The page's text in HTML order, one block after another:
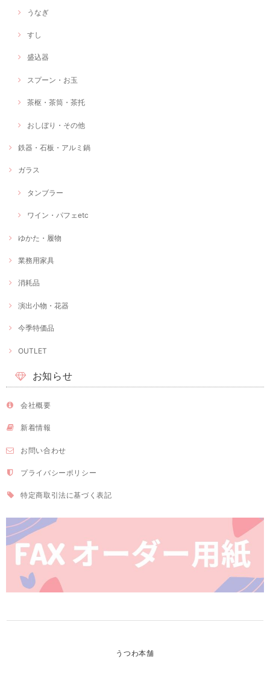
うなぎ
すし
盛込器
スプーン・お玉
茶枢・茶筒・茶托
おしぼり・その他
鉄器・石板・アルミ鍋
ガラス
タンブラー
ワイン・パフェetc
ゆかた・履物
業務用家具
消耗品
演出小物・花器
今季特価品
OUTLET
お知らせ
会社概要
新着情報
お問い合わせ
プライバシーポリシー
特定商取引法に基づく表記
うつわ本舗